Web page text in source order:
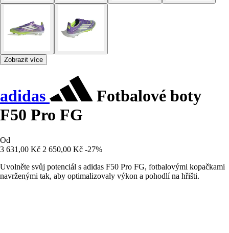
Zobrazit více
adidas
Fotbalové boty
F50 Pro FG
Od
3 631,00 Kč 2 650,00 Kč -27%
Uvolněte svůj potenciál s adidas F50 Pro FG, fotbalovými kopačkami
navrženými tak, aby optimalizovaly výkon a pohodlí na hřišti.